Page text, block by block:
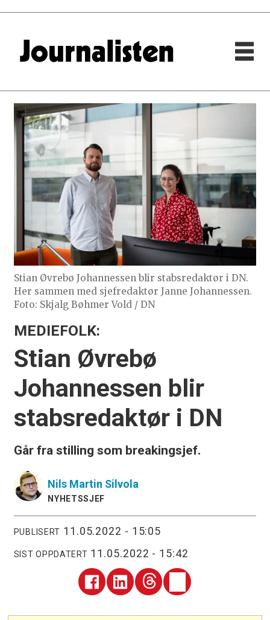
Stian Øvrebø Johannessen blir stabsredaktør i DN.
Her sammen med sjefredaktør Janne Johannessen.
Foto: Skjalg Bøhmer Vold / DN
MEDIEFOLK:
Stian Øvrebø
Johannessen blir
stabsredaktør i DN
Går fra stilling som breakingsjef.
Nils Martin Silvola
NYHETSSJEF
PUBLISERT 11.05.2022 - 15:05
SIST OPPDATERT 11.05.2022 - 15:42